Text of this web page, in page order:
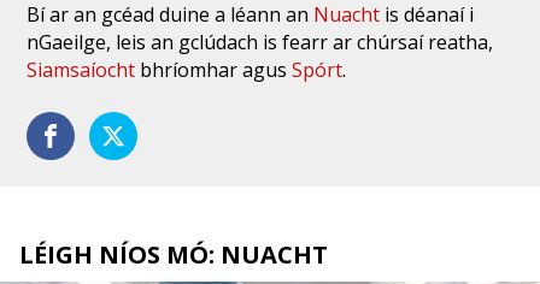
Bí ar an gcéad duine a léann an Nuacht is déanaí i
nGaeilge, leis an gclúdach is fearr ar chúrsaí reatha,
Siamsaíocht bhríomhar agusSpórt.
LÉIGH NÍOS MÓ: NUACHT